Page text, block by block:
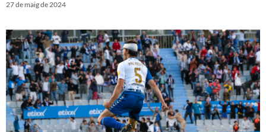
27 de maig de 2024